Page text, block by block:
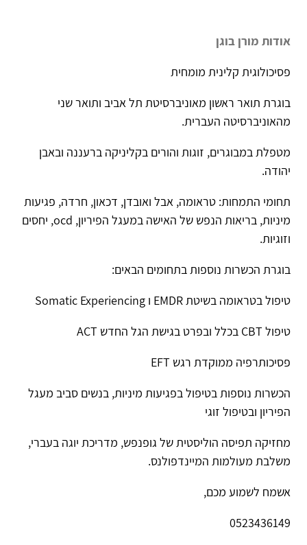
אודות מורן בוגן
פסיכולוגית קלינית מומחית
בוגרת תואר ראשון מאוניברסיטת תל אביב ותואר שני
מהאוניברסיטה העברית.
מטפלת במבוגרים, זוגות והורים בקליניקה ברעננה ובאבן
יהודה.
תחומי התמחות: טראומה, אבל ואובדן, דכאון, חרדה, פגיעות
מיניות, בריאות הנפש של האישה במעגל הפיריון, ocd, יחסים
וזוגיות.
בוגרת הכשרות נוספות בתחומים הבאים:
טיפול בטראומה בשיטת EMDR ו Somatic Experiencing
טיפול CBT בכלל ובפרט בגישת הגל החדש ACT
פסיכותרפיה ממוקדת רגש EFT
הכשרות נוספות בטיפול בפגיעות מיניות, בנשים סביב מעגל
הפיריון ובטיפול זוגי
מחזיקה תפיסה הוליסטית של גופנפש, מדריכת יוגה בעברי,
משלבת מעולמות המיינדפולנס.
אשמח לשמוע מכם,
0523436149